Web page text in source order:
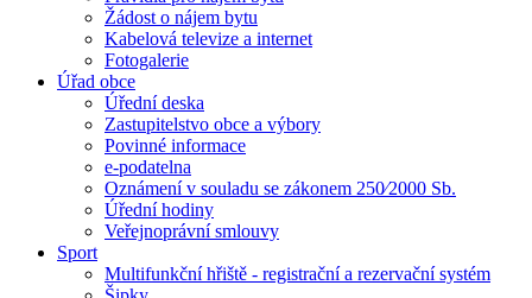
Žádost o nájem bytu
Kabelová televize a internet
Fotogalerie
Úřad obce
Úřední deska
Zastupitelstvo obce a výbory
Povinné informace
e-podatelna
Oznámení v souladu se zákonem 250⁄2000 Sb.
Úřední hodiny
Veřejnoprávní smlouvy
Sport
Multifunkční hřiště - registrační a rezervační systém